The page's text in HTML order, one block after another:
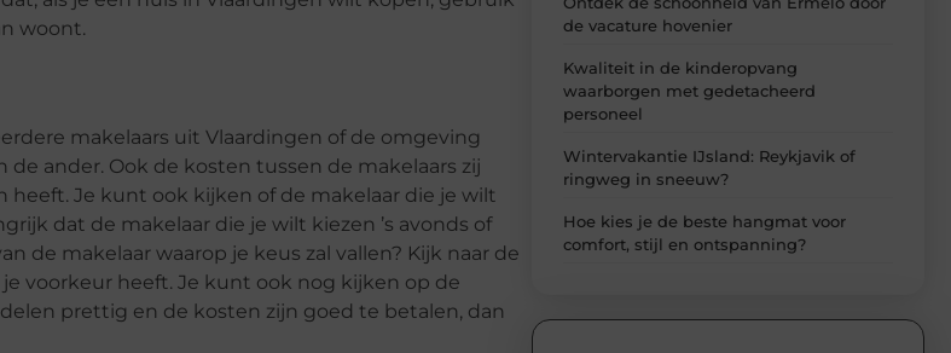
woont.
makelaars uit Vlaardingen of de omgeving
ander. Ook de kosten tussen de makelaars zij
Je kunt ook kijken of de makelaar die je wilt
dat de makelaar die je wilt kiezen ’s avonds of
de makelaar waarop je keus zal vallen? Kijk naar de
voorkeur heeft. Je kunt ook nog kijken op de
prettig en de kosten zijn goed te betalen, dan
de vacature hovenier
Kwaliteit in de kinderopvang
waarborgen met gedetacheerd
personeel
Wintervakantie IJsland: Reykjavik of
ringweg in sneeuw?
Hoe kies je de beste hangmat voor
comfort, stijl en ontspanning?